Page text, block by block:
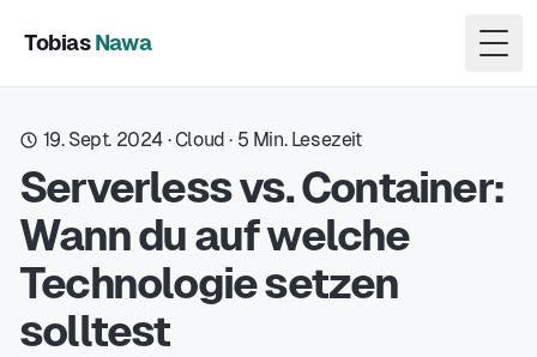
TobiasNawa
19. Sept. 2024 ·Cloud · 5 Min. Lesezeit
Serverless vs. Container:
Wann du auf welche
Technologie setzen
solltest